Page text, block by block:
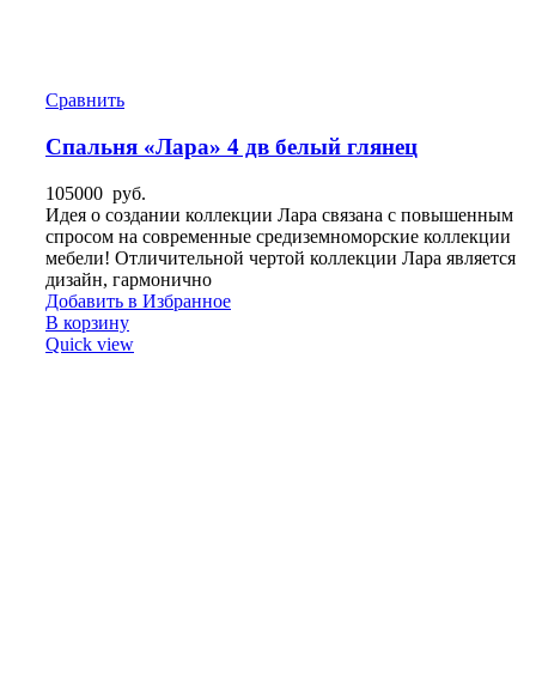
Сравнить
Спальня «Лара» 4 дв белый глянец
105000 руб.
Идея о создании коллекции Лара связана с повышенным
спросом на современные средиземноморские коллекции
мебели! Отличительной чертой коллекции Лара является
дизайн, гармонично
Добавить в Избранное
В корзину
Quick view